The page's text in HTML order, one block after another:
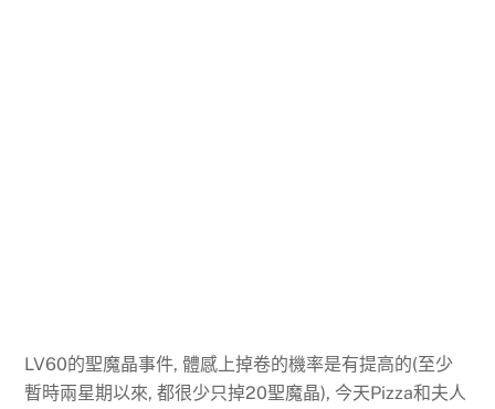
LV60的聖魔晶事件, 體感上掉卷的機率是有提高的(至少
暫時兩星期以來, 都很少只掉20聖魔晶), 今天Pizza和夫人